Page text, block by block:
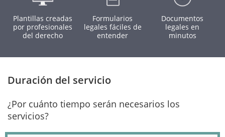
Plantillas creadas
por profesionales
del derecho
Formularios
legales fáciles de
entender
Documentos
legales en
minutos
Duración del servicio
¿Por cuánto tiempo serán necesarios los
servicios?